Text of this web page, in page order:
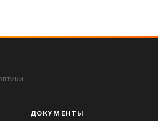
ДОКУМЕНТЫ